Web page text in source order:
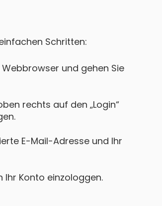
Schritten:
und gehen Sie
rechts auf den „Login“
E-Mail-Adresse und Ihr
Ihr Konto einzologgen.